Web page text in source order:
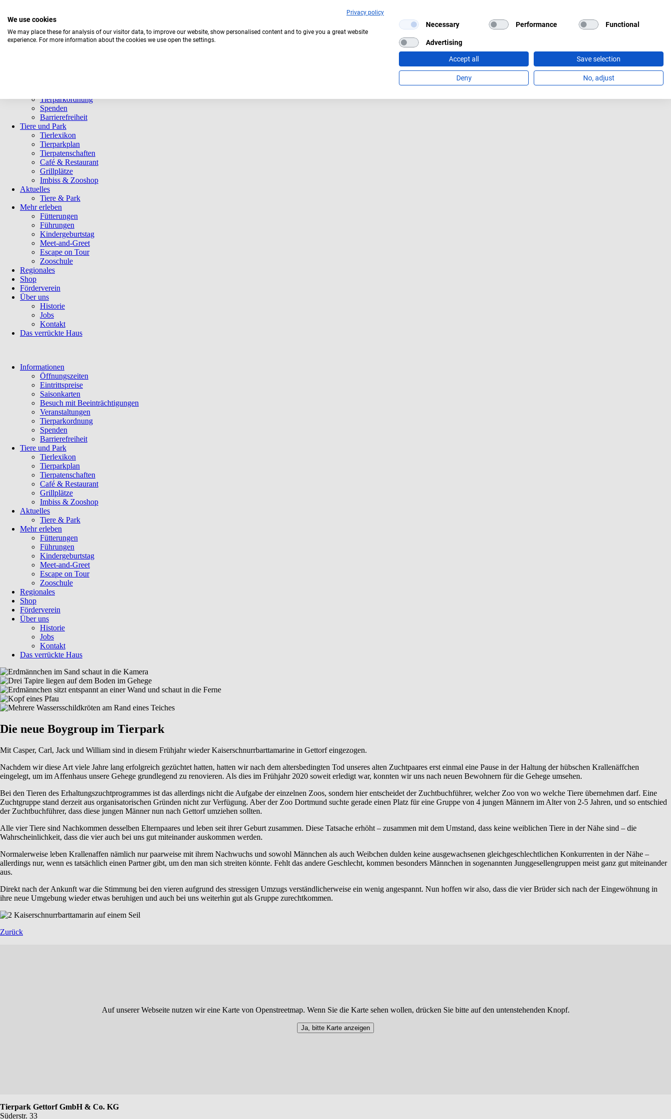
Navigation
Tierparkordnung
Spenden
Barrierefreiheit
Tiere und Park
Tierlexikon
Tierparkplan
Tierpatenschaften
Café & Restaurant
Grillplätze
Imbiss & Zooshop
Aktuelles
Tiere & Park
Mehr erleben
Fütterungen
Führungen
Kindergeburtstag
Meet-and-Greet
Escape on Tour
Zooschule
Regionales
Shop
Förderverein
Über uns
Historie
Jobs
Kontakt
Das verrückte Haus
Navigation
überspringen
Informationen
Öffnungszeiten
Eintrittspreise
Saisonkarten
Besuch mit Beeinträchtigungen
Veranstaltungen
Tierparkordnung
Spenden
Barrierefreiheit
Tiere und Park
Tierlexikon
Tierparkplan
Tierpatenschaften
Café & Restaurant
Grillplätze
Imbiss & Zooshop
Aktuelles
Tiere & Park
Mehr erleben
Fütterungen
Führungen
Kindergeburtstag
Meet-and-Greet
Escape on Tour
Zooschule
Regionales
Shop
Förderverein
Über uns
Historie
Jobs
Kontakt
Das verrückte Haus
Die neue Boygroup im Tierpark
Mit Casper, Carl, Jack und William sind in diesem Frühjahr wieder Kaiserschnurrbarttamarine in Gettorf eingezogen.
Nachdem wir diese Art viele Jahre lang erfolgreich gezüchtet hatten, hatten wir nach dem altersbedingten Tod unseres alten Zuchtpaares erst einmal eine Pause in der Haltung der hübschen Krallenäffchen
eingelegt, um im Affenhaus unsere Gehege grundlegend zu renovieren. Als dies im Frühjahr 2020 soweit erledigt war, konnten wir uns nach neuen Bewohnern für die Gehege umsehen.
Bei den Tieren des Erhaltungszuchtprogrammes ist das allerdings nicht die Aufgabe der einzelnen Zoos, sondern hier entscheidet der Zuchtbuchführer, welcher Zoo von wo welche Tiere übernehmen darf. Eine
Zuchtgruppe stand derzeit aus organisatorischen Gründen nicht zur Verfügung. Aber der Zoo Dortmund suchte gerade einen Platz für eine Gruppe von 4 jungen Männern im Alter von 2-5 Jahren, und so entschied
der Zuchtbuchführer, dass diese jungen Männer nun nach Gettorf umziehen sollten.
Alle vier Tiere sind Nachkommen desselben Elternpaares und leben seit ihrer Geburt zusammen. Diese Tatsache erhöht – zusammen mit dem Umstand, dass keine weiblichen Tiere in der Nähe sind – die
Wahrscheinlichkeit, dass die vier auch bei uns gut miteinander auskommen werden.
Normalerweise leben Krallenaffen nämlich nur paarweise mit ihrem Nachwuchs und sowohl Männchen als auch Weibchen dulden keine ausgewachsenen gleichgeschlechtlichen Konkurrenten in der Nähe –
allerdings nur, wenn es tatsächlich einen Partner gibt, um den man sich streiten könnte. Fehlt das andere Geschlecht, kommen besonders Männchen in sogenannten Junggesellengruppen meist ganz gut miteinander
aus.
Direkt nach der Ankunft war die Stimmung bei den vieren aufgrund des stressigen Umzugs verständlicherweise ein wenig angespannt. Nun hoffen wir also, dass die vier Brüder sich nach der Eingewöhnung in
ihre neue Umgebung wieder etwas beruhigen und auch bei uns weiterhin gut als Gruppe zurechtkommen.
Zurück
Auf unserer Webseite nutzen wir eine Karte von Openstreetmap. Wenn Sie die Karte sehen wollen, drücken Sie bitte auf den untenstehenden Knopf.
Ja, bitte Karte anzeigen
Tierpark Gettorf GmbH & Co. KG
Süderstr. 33
Privacy policy
We use cookies
We may place these for analysis of our visitor data, to improve our website, show personalised content and to give you a great website
experience. For more information about the cookies we use open the settings.
Necessary Performance Functional
Advertising
Accept all Save selection
Deny No, adjust